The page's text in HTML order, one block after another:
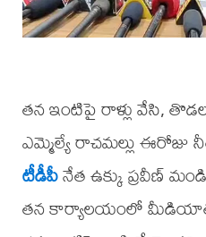
తన ఇంటిపై రాళ్లు వేసి,
ఎమ్మెల్యే రాచమల్లు ఈరోజు
టీడీపీనేత ఉక్కు ప్రవీణ్
తన కార్యాలయంలో మీడియాతో